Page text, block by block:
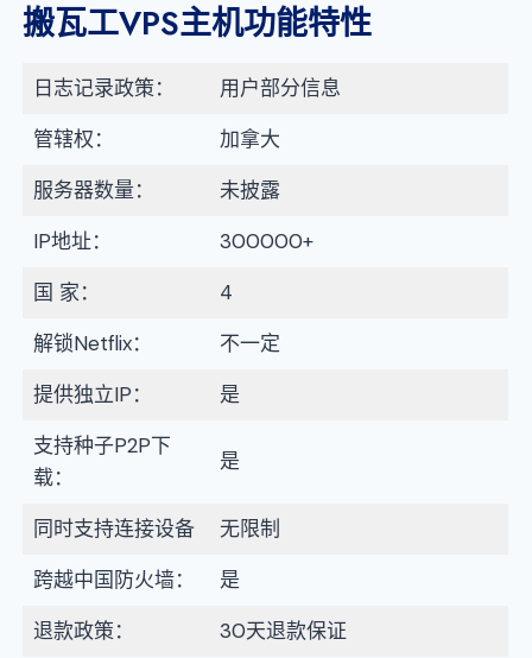
搬瓦工VPS主机功能特性
日志记录政策：
用户部分信息
管辖权：
加拿大
服务器数量：
未披露
IP地址：
300000+
国 家：
4
解锁Netflix：
不一定
提供独立IP：
是
支持种子P2P下
载：
是
同时支持连接设备
无限制
跨越中国防火墙：
是
退款政策：
30天退款保证